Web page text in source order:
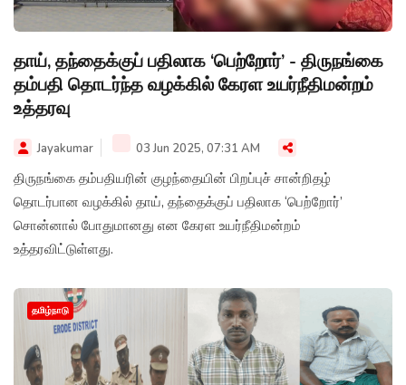
தாய், தந்தைக்குப் பதிலாக ‘பெற்றோர்’ - திருநங்கை
தம்பதி தொடர்ந்த வழக்கில் கேரள உயர்நீதிமன்றம்
உத்தரவு
Jayakumar 03 Jun 2025, 07:31 AM
திருநங்கை தம்பதியரின் குழந்தையின் பிறப்புச் சான்றிதழ்
தொடர்பான வழக்கில் தாய், தந்தைக்குப் பதிலாக ‘பெற்றோர்’
சொன்னால் போதுமானது என கேரள உயர்நீதிமன்றம்
உத்தரவிட்டுள்ளது.
தமிழ்நாடு